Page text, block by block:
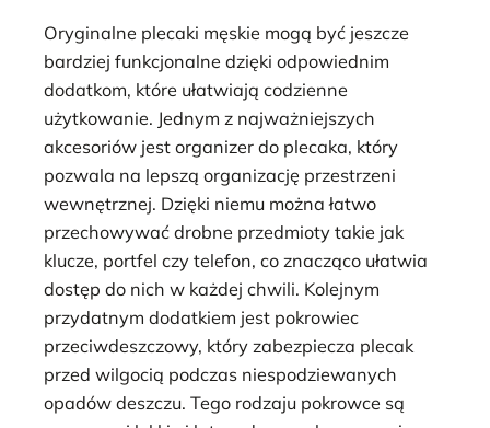
Oryginalne plecaki męskie mogą być jeszcze
bardziej funkcjonalne dzięki odpowiednim
dodatkom, które ułatwiają codzienne
użytkowanie. Jednym z najważniejszych
akcesoriów jest organizer do plecaka, który
pozwala na lepszą organizację przestrzeni
wewnętrznej. Dzięki niemu można łatwo
przechowywać drobne przedmioty takie jak
klucze, portfel czy telefon, co znacząco ułatwia
dostęp do nich w każdej chwili. Kolejnym
przydatnym dodatkiem jest pokrowiec
przeciwdeszczowy, który zabezpiecza plecak
przed wilgocią podczas niespodziewanych
opadów deszczu. Tego rodzaju pokrowce są